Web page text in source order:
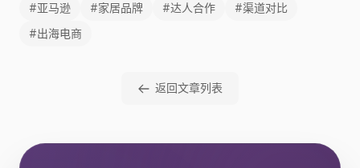
#亚马逊 #家居品牌 #达人合作
#渠道对比
#出海电商
返回文章列表